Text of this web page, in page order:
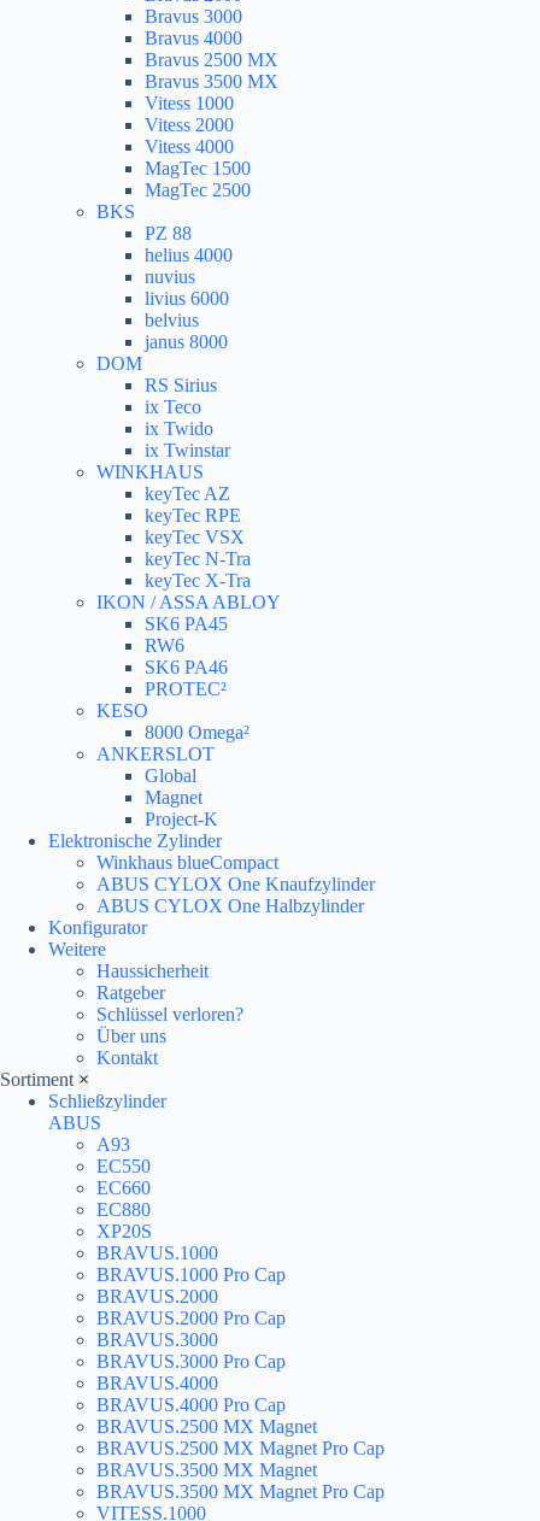
Bravus 3000
Bravus 4000
Bravus 2500 MX
Bravus 3500 MX
Vitess 1000
Vitess 2000
Vitess 4000
MagTec 1500
MagTec 2500
BKS
PZ 88
helius 4000
nuvius
livius 6000
belvius
janus 8000
DOM
RS Sirius
ix Teco
ix Twido
ix Twinstar
WINKHAUS
keyTec AZ
keyTec RPE
keyTec VSX
keyTec N-Tra
keyTec X-Tra
IKON / ASSA ABLOY
SK6 PA45
RW6
SK6 PA46
PROTEC²
KESO
8000 Omega²
ANKERSLOT
Global
Magnet
Project-K
Elektronische Zylinder
Winkhaus blueCompact
ABUS CYLOX One Knaufzylinder
ABUS CYLOX One Halbzylinder
Konfigurator
Weitere
Haussicherheit
Ratgeber
Schlüssel verloren?
Über uns
Kontakt
Sortiment ×
Schließzylinder
ABUS
A93
EC550
EC660
EC880
XP20S
BRAVUS.1000
BRAVUS.1000 Pro Cap
BRAVUS.2000
BRAVUS.2000 Pro Cap
BRAVUS.3000
BRAVUS.3000 Pro Cap
BRAVUS.4000
BRAVUS.4000 Pro Cap
BRAVUS.2500 MX Magnet
BRAVUS.2500 MX Magnet Pro Cap
BRAVUS.3500 MX Magnet
BRAVUS.3500 MX Magnet Pro Cap
VITESS.1000